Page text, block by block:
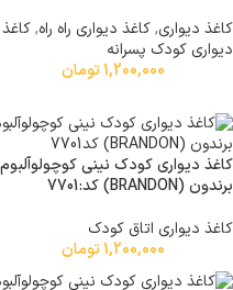
کاغذ دیواری,کاغذ دیواری راه راه,کاغذ
دیواری کودک پسرانه
1,200,000تومان
کاغذ دیواری کودک نینی کوچولوآلبوم
برندون (BRANDON) کد:7701
کاغذ دیواری اتاق کودک
1,200,000تومان